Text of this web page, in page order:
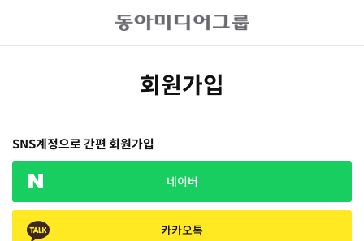
회원가입
SNS계정으로 간편 회원가입
네이버
카카오톡